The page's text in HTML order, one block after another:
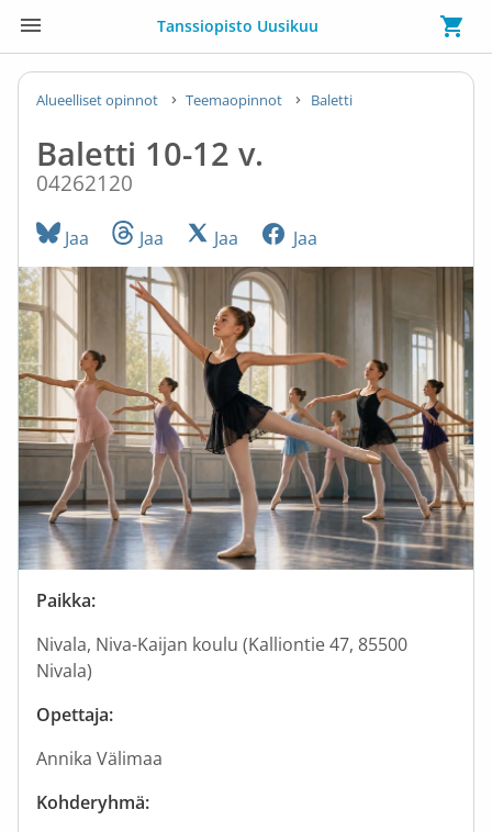
Tanssiopisto Uusikuu
Alueelliset opinnot Teemaopinnot Baletti
Baletti 10-12 v.
04262120
Jaa Jaa Jaa Jaa
Paikka:
Nivala, Niva-Kaijan koulu (Kalliontie 47, 85500
Nivala)
Opettaja:
Annika Välimaa
Kohderyhmä: